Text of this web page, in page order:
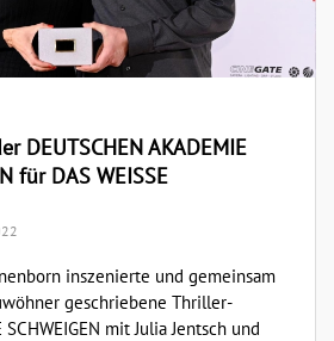
DEUTSCHEN AKADEMIE
für DAS WEISSE
inszenierte und gemeinsam
geschriebene Thriller-
SCHWEIGEN mit Julia Jentsch und